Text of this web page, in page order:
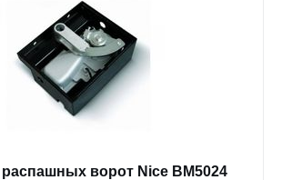
ворот Nice BM5024